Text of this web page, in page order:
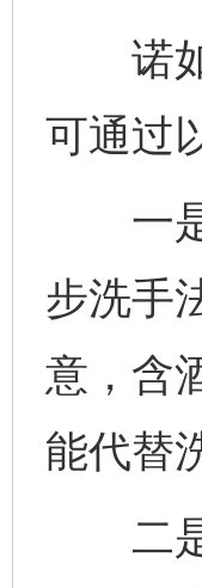
诺如
可通过
一是
步洗手
意，含
能代替
二是